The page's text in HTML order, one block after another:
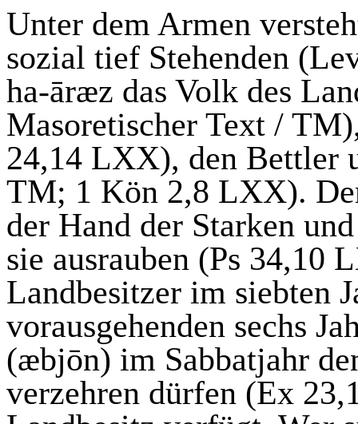
Unter dem Armen
sozial tief Stehenden
ha-āræz das Volk des
Masoretischer Text /
24,14 LXX), den Bettler
TM; 1 Kön 2,8 LXX).
der Hand der Starken
sie ausrauben (Ps 34,10
Landbesitzer im siebten
vorausgehenden sechs
(æbjōn) im Sabbatjahr
verzehren dürfen (Ex